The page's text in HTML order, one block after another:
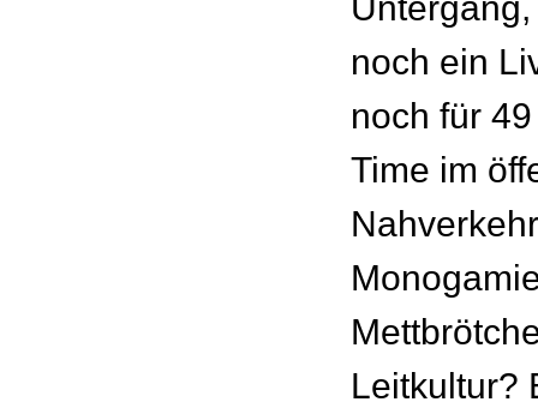
noch ein
noch für
Time im
Leitkultur?